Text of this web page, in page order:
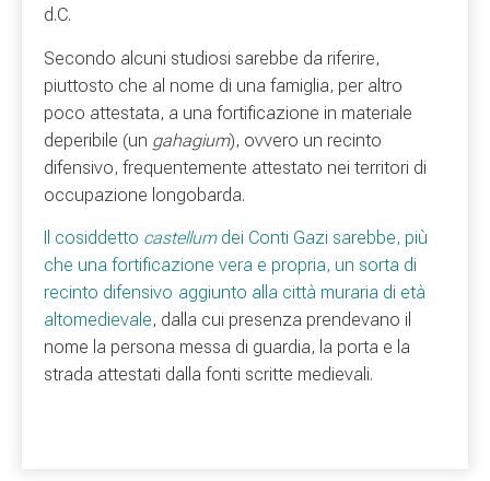
d.C.
Secondo alcuni studiosi sarebbe da riferire,
piuttosto che al nome di una famiglia, per altro
poco attestata, a una fortificazione in materiale
deperibile (un gahagium), ovvero un recinto
difensivo, frequentemente attestato nei territori di
occupazione longobarda.
Il cosiddetto castellumdei Conti Gazi sarebbe, più
che una fortificazione vera e propria, un sorta di
recinto difensivo aggiunto alla città muraria di età
altomedievale, dalla cui presenza prendevano il
nome la persona messa di guardia, la porta e la
strada attestati dalla fonti scritte medievali.